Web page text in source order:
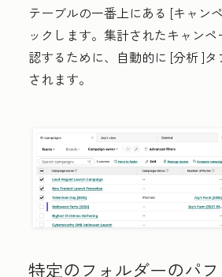
テーブルの一番上にある [キャン
ックします。集計されたキャン
認するために、自動的に [分析 ]
されます。
特定のフォルダーのパ